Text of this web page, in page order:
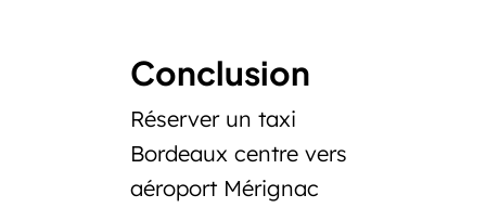
Conclusion
Réserver un taxi
Bordeaux centre vers
aéroport Mérignac